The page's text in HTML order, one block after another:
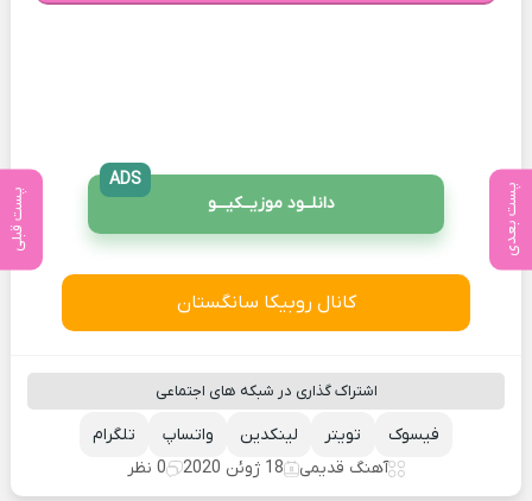
پست بعدی پست قبلی دانلــود موزیــکیـــو
ADS
کانال روبیکا سانگستان
اشتراک گذاری در شبکه های اجتماعی
تلگرام واتساپ لینکدین تویتر
فیسوک
آهنگ قدیمی
18 ژوئن 2020 0 نظر